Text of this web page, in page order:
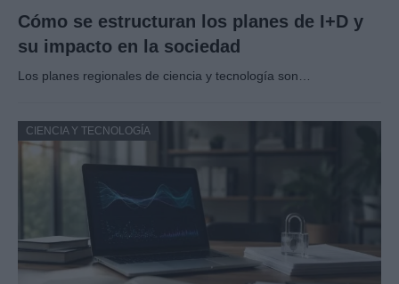
Cómo se estructuran los planes de I+D y
su impacto en la sociedad
Los planes regionales de ciencia y tecnología son…
CIENCIA Y TECNOLOGÍA